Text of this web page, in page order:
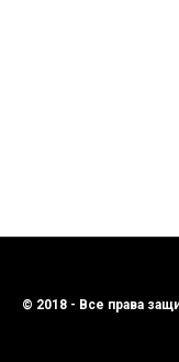
© 2018 - Все права